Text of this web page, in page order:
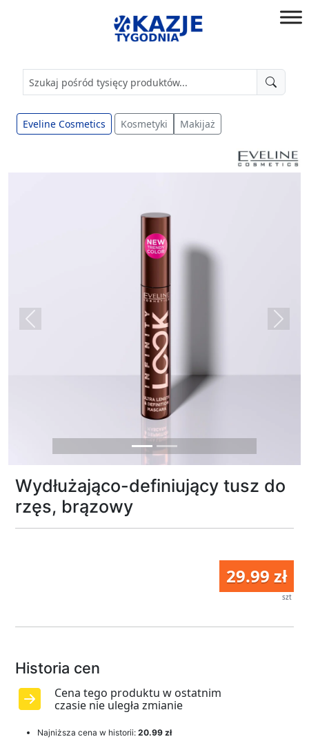
złap
Eveline Cosmetics Kosmetyki Makijaż
Previous Next
Wydłużająco-definiujący tusz do
rzęs, brązowy
29.99 zł
szt
Historia cen
Cena tego produktu w ostatnim
czasie nie uległa zmianie
Najniższa cena w historii: 20.99 zł